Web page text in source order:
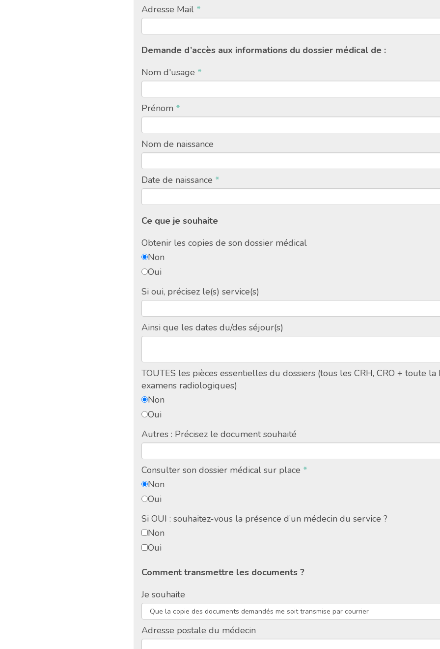
Adresse Mail *
Demande d’accès aux informations du dossier médical de :
Nom d'usage *
Prénom *
Nom de naissance
Date de naissance *
Ce que je souhaite
Obtenir les copies de son dossier médical
Non
Oui
Si oui, précisez le(s) service(s)
Ainsi que les dates du/des séjour(s)
TOUTES les pièces essentielles du dossiers (tous les CRH, CRO + toute
examens radiologiques)
Non
Oui
Autres : Précisez le document souhaité
Consulter son dossier médical sur place *
Non
Oui
Si OUI : souhaitez-vous la présence d’un médecin du service ?
Non
Oui
Comment transmettre les documents ?
Je souhaite
Adresse postale du médecin